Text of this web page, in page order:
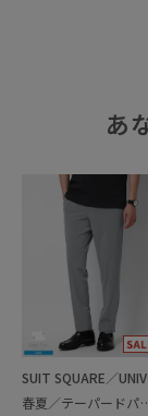
あ
春夏／テ